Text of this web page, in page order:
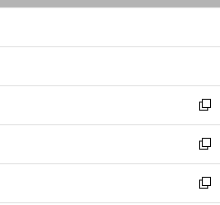
ン
ウ
開
く
新
し
い
ウ
ィ
新
し
い
新